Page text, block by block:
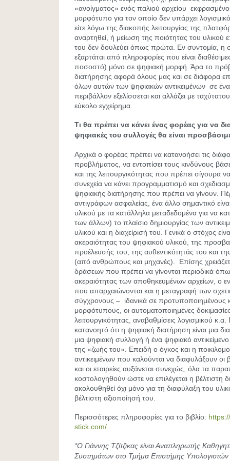
«ανοίγματος» ενός παλιού αρχείου
μορφότυπο για τον οποίο δεν υπάρχει
είτε λόγω της διακοπής λειτουργίας της
αναρτηθεί, ή μείωση της ποιότητας του υλικού
του δεν δουλεύει όπως πρώτα. Εν συντομία, η
εξαρτάται από πληροφορίες που είναι
ποσοστό) μόνο σε ψηφιακή μορφή. Άρα το
διατήρησης αφορά όλους μας και σε διάφορα
όλων αυτών των ψηφιακών αντικειμένων σε ένα
περιβάλλον εξελίσσεται και αλλάζει με
εύκολο εγχείρημα.
Τι θα πρέπει να κάνει ένας φορέας για να
ψηφιακές του συλλογές θα είναι
Αρχικά ο φορέας πρέπει να κατανοήσει τις
προβλήματος, να εντοπίσει τους κινδύνους
και της λειτουργικότητας που πρέπει σίγουρα
συνεχεία να κάνει προγραμματισμό και
ψηφιακής διατήρησης που πρέπει να γίνουν.
αντιγράφων ασφαλείας, ένα άλλο σημαντικό
υλικού με τα κατάλληλα μεταδεδομένα για να
των άλλων) το πλαίσιο δημιουργίας των
υλικού και η διαχείρισή του. Γενικά ο στόχος
ακεραιότητας του ψηφιακού υλικού, της
προέλευσής του, της αυθεντικότητάς του και
(από ανθρώπους και μηχανές). Επίσης
δράσεων που πρέπει να γίνονται περιοδικά
ακεραιότητας των αποθηκευμένων αρχείων, ο
που απαρχαιώνονται και η μεταγραφή των
σύγχρονους – ιδανικά σε προτυποποιημένους
μορφότυπους, οι αυτοματοποιημένες
λειτουργικότητας, αναβαθμίσεις λογισμικού κ.α.
κατανοητό ότι η ψηφιακή διατήρηση είναι μια
μια ψηφιακή συλλογή ή ένα ψηφιακό αντικείμενο
της «ζωής του». Επειδή ο όγκος και η
αντικειμένων που καλούνται να διαφυλάξουν οι
και οι εταιρείες αυξάνεται συνεχώς, όλα τα
κοστολογηθούν ώστε να επιλέγεται η βέλτιστη
ακολουθηθεί όχι μόνο για τη διαφύλαξη του
βέλτιστη αξιοποίησή του.
Περισσότερες πληροφορίες για το βιβλίο:
stick.com/
*Ο Γιάννης Τζίτζικας είναι Αναπληρωτής
Συστημάτων στο Τμήμα Επιστήμης Υπολογιστών